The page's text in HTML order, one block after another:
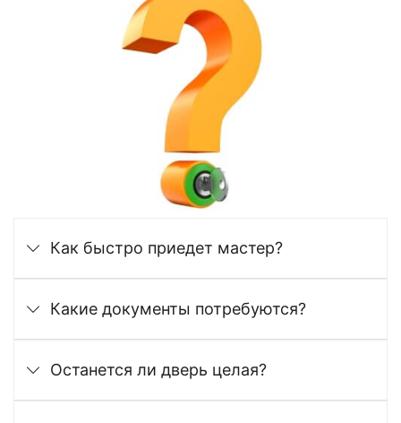
Как быстро приедет мастер?
Какие документы потребуются?
Останется ли дверь целая?